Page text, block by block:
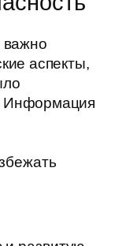
важно
аспекты,
Информация